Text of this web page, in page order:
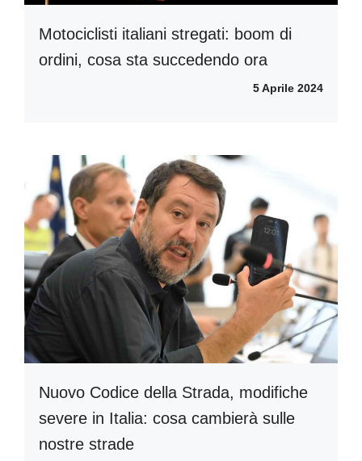
Motociclisti italiani stregati: boom di
ordini, cosa sta succedendo ora
5 Aprile 2024
Nuovo Codice della Strada, modifiche
severe in Italia: cosa cambierà sulle
nostre strade